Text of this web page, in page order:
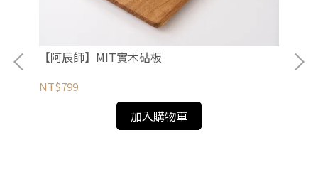
【阿辰師】MIT實木砧板
NT$799
加入購物車
【